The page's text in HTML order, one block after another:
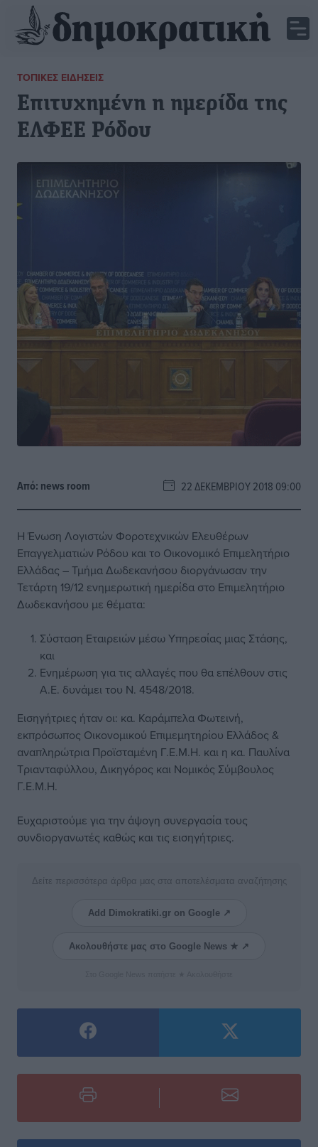
ΤΟΠΙΚΈΣ ΕΙΔΉΣΕΙΣ
Επιτυχημένη η ημερίδα της
ΕΛΦΕΕ Ρόδου
Από: news room 22 ΔΕΚΕΜΒΡΊΟΥ 2018 09:00
Η Ένωση Λογιστών Φοροτεχνικών Ελευθέρων
Επαγγελματιών Ρόδου και το Οικονομικό Επιμελητήριο
Ελλάδας – Τμήμα Δωδεκανήσου διοργάνωσαν την
Τετάρτη 19/12 ενημερωτική ημερίδα στο Επιμελητήριο
Δωδεκανήσου με θέματα:
Σύσταση Εταιρειών μέσω Υπηρεσίας μιας Στάσης,
και
Ενημέρωση για τις αλλαγές που θα επέλθουν στις
Α.Ε. δυνάμει του Ν. 4548/2018.
Εισηγήτριες ήταν οι: κα. Καράμπελα Φωτεινή,
εκπρόσωπος Οικονομικού Επιμεμητηρίου Ελλάδος &
αναπληρώτρια Προϊσταμένη Γ.Ε.Μ.Η. και η κα. Παυλίνα
Τριανταφύλλου, Δικηγόρος και Νομικός Σύμβουλος
Γ.Ε.Μ.Η.
Ευχαριστούμε για την άψογη συνεργασία τους
συνδιοργανωτές καθώς και τις εισηγήτριες.
Δείτε περισσότερα άρθρα μας στα αποτελέσματα αναζήτησης
Add Dimokratiki.gr on Google ↗
Ακολουθήστε μας στο Google News ★ ↗